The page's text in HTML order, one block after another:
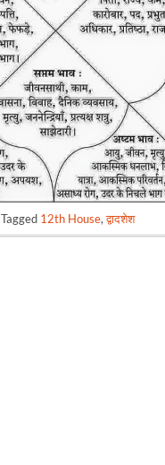
Tagged 12th House,द्वादशेश